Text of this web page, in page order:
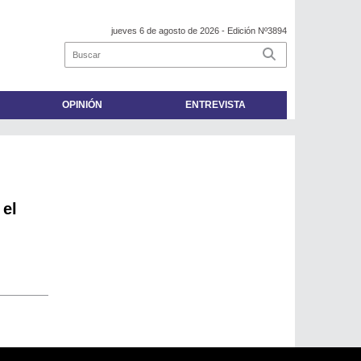
jueves 6 de agosto de 2026 - Edición Nº3894
OPINIÓN ENTREVISTA